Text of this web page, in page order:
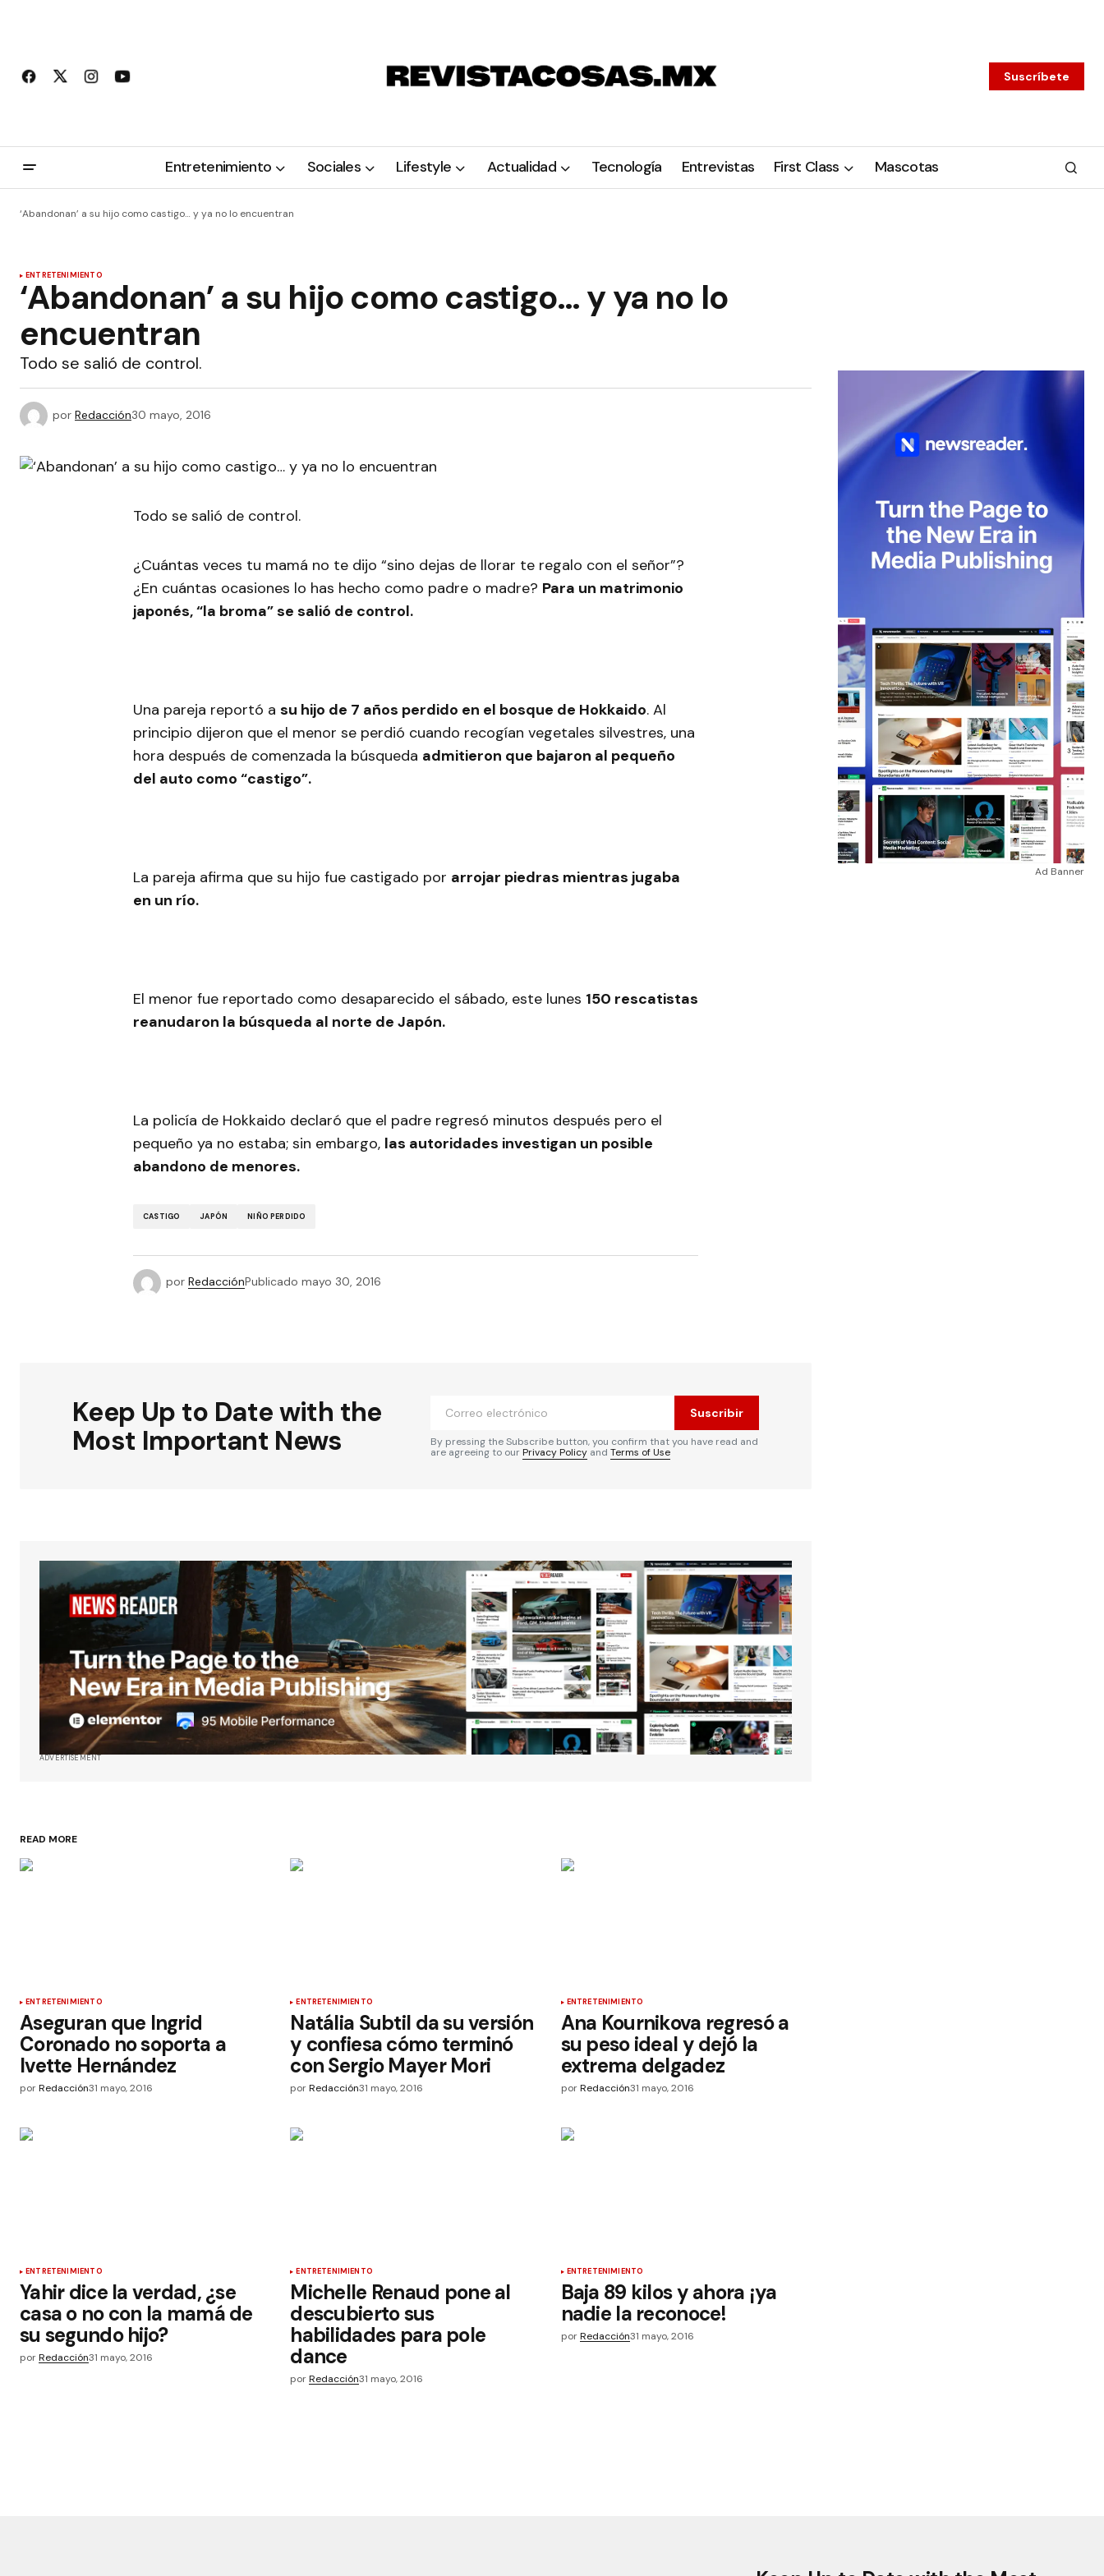
Suscríbete
Entretenimiento Sociales Lifestyle Actualidad Tecnología Entrevistas First Class Mascotas
‘Abandonan’ a su hijo como castigo… y ya no lo encuentran
ENTRETENIMIENTO
‘Abandonan’ a su hijo como castigo… y ya no lo
encuentran
Todo se salió de control.
por Redacción30 mayo, 2016
Todo se salió de control.
¿Cuántas veces tu mamá no te dijo “sino dejas de llorar te regalo con el señor”?
¿En cuántas ocasiones lo has hecho como padre o madre? Para un matrimonio
japonés, “la broma” se salió de control.
Una pareja reportó a su hijo de 7 años perdido en el bosque de Hokkaido. Al
principio dijeron que el menor se perdió cuando recogían vegetales silvestres, una
hora después de comenzada la búsqueda admitieron que bajaron al pequeño
del auto como “castigo”.
La pareja afirma que su hijo fue castigado por arrojar piedras mientras jugaba
en un río.
El menor fue reportado como desaparecido el sábado, este lunes 150 rescatistas
reanudaron la búsqueda al norte de Japón.
La policía de Hokkaido declaró que el padre regresó minutos después pero el
pequeño ya no estaba; sin embargo, las autoridades investigan un posible
abandono de menores.
CASTIGO JAPÓN NIÑO PERDIDO
por RedacciónPublicado mayo 30, 2016
Keep Up to Date with the
Most Important News
Suscribir
By pressing the Subscribe button, you confirm that you have read and
are agreeing to ourPrivacy Policy and Terms of Use
ADVERTISEMENT
READ MORE
ENTRETENIMIENTO
Aseguran que Ingrid
Coronado no soporta a
Ivette Hernández
porRedacción31 mayo, 2016
ENTRETENIMIENTO
Natália Subtil da su versión
y confiesa cómo terminó
con Sergio Mayer Mori
por Redacción31 mayo, 2016
ENTRETENIMIENTO
Ana Kournikova regresó a
su peso ideal y dejó la
extrema delgadez
por Redacción31 mayo, 2016
ENTRETENIMIENTO
Yahir dice la verdad, ¿se
casa o no con la mamá de
su segundo hijo?
porRedacción31 mayo, 2016
ENTRETENIMIENTO
Michelle Renaud pone al
descubierto sus
habilidades para pole
dance
por Redacción31 mayo, 2016
ENTRETENIMIENTO
Baja 89 kilos y ahora ¡ya
nadie la reconoce!
por Redacción31 mayo, 2016
Ad Banner